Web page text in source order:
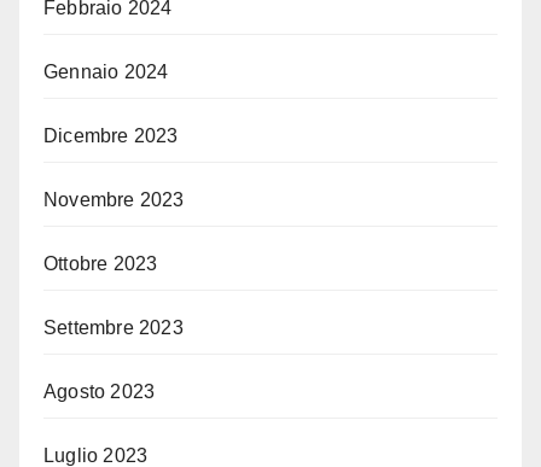
Febbraio 2024
Gennaio 2024
Dicembre 2023
Novembre 2023
Ottobre 2023
Settembre 2023
Agosto 2023
Luglio 2023